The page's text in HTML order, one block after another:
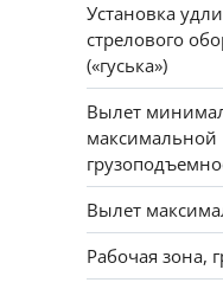
Установка
стрелового
(«гуська»)
Вылет
максимальной
Вылет
Рабочая зона,